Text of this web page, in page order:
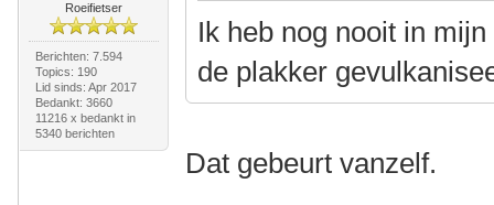
Roeifietser
Berichten: 7.594
Topics: 190
Lid sinds: Apr 2017
Bedankt: 3660
11216 x bedankt in
5340 berichten
Ik heb nog nooit in
de plakker
Dat gebeurt vanzelf.